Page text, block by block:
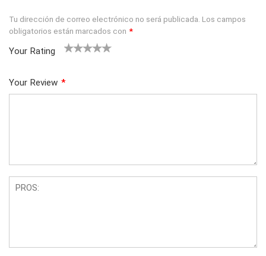
Tu dirección de correo electrónico no será publicada. Los campos
obligatorios están marcados con *
Your Rating
of
5
5
star
stars
stars
stars
Your Review *